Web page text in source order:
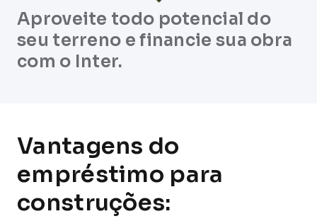
Aproveite todo potencial do
seu terreno e financie sua obra
com o Inter.
Vantagens do
empréstimo para
construções: